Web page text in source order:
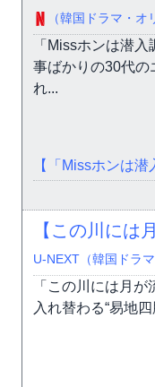
（韓国ドラマ・オ
「Missホンは潜
事ばかりの30代の
れ...
【「Missホンは潜
【この川には
U-NEXT（韓国ドラマ
「この川には月
入れ替わる“易地